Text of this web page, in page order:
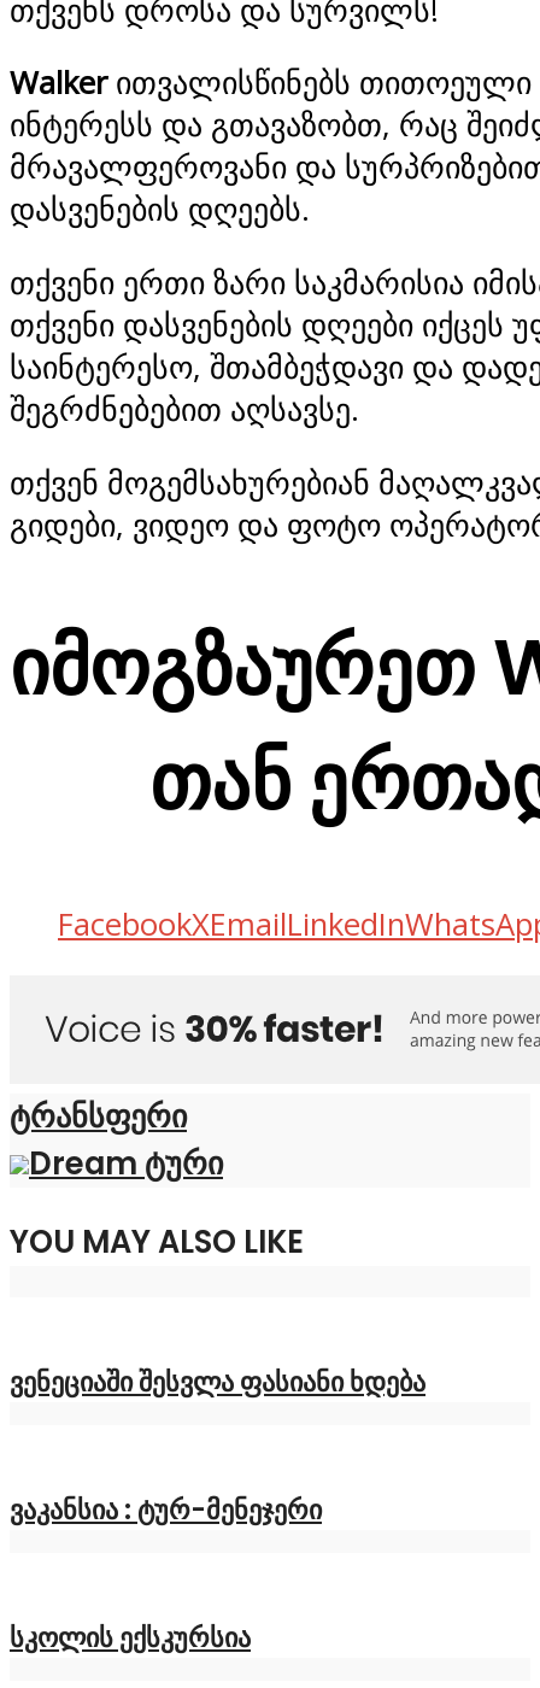
თქვენს დროსა და სურვილს!
Walker ითვალისწინებს თითოეული
ინტერესს და გთავაზობთ, რაც
მრავალფეროვანი და
დასვენების დღეებს.
თქვენი ერთი ზარი საკმარისია
თქვენი დასვენების დღეები იქცეს
საინტერესო, შთამბეჭდავი და
შეგრძნებებით აღსავსე.
თქვენ მოგემსახურებიან
გიდები, ვიდეო და ფოტო
იმოგზაურეთ
თან
FacebookXEmailLinkedIn
ტრანსფერი
Dream ტური
YOU MAY ALSO LIKE
ვენეციაში შესვლა ფასიანი ხდება
ვაკანსია : ტურ-მენეჯერი
სკოლის ექსკურსია